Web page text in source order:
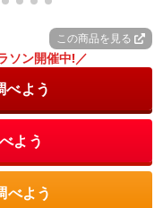
この商品を見る
ソン開催中!／
べよう
よう
よう